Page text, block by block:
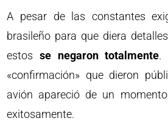
A pesar de las constantes
brasileño para que diera
estos se negaron totalmente.
«confirmación» que dieron
avión apareció de un
exitosamente.